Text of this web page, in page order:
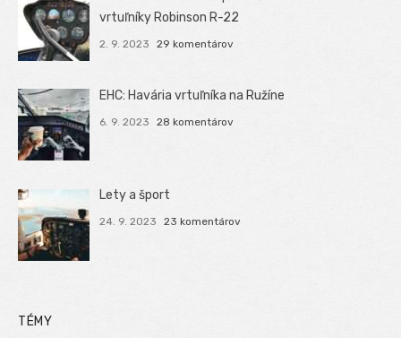
vrtuľníky Robinson R-22
2. 9. 2023 29 komentárov
EHC: Havária vrtuľníka na Ružíne
6. 9. 2023 28 komentárov
Lety a šport
24. 9. 2023 23 komentárov
TÉMY